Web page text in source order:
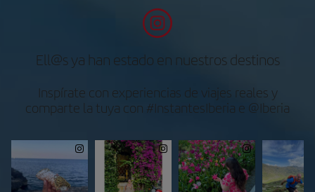
Ell@s ya han estado en nuestros destinos
Inspírate con experiencias de viajes reales y
comparte la tuya con #InstantesIberia e @Iberia